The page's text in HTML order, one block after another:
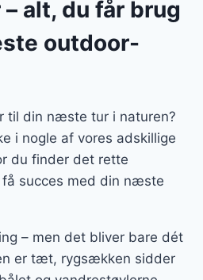
alt, du får brug
outdoor-
til din næste tur i naturen?
i nogle af vores adskillige
du finder det rette
succes med din næste
– men det bliver bare dét
er tæt, rygsækken sidder